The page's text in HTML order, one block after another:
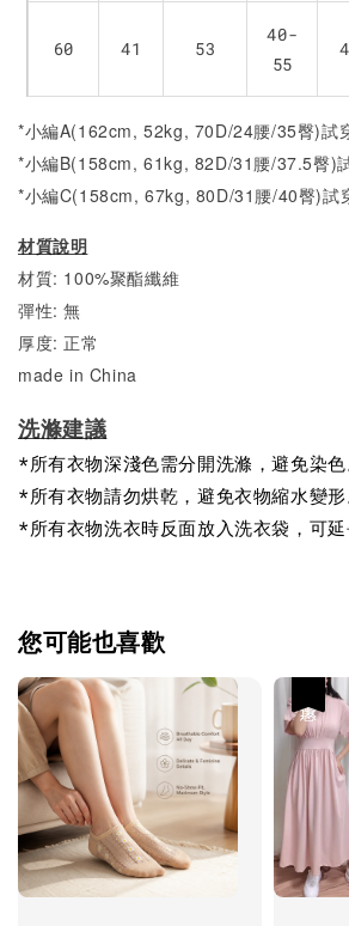
60 41 53
40-
55
*小編A(162cm, 52kg, 70D/24腰/35臀)試
*小編B(158cm, 61kg, 82D/31腰/37.5臀)
*小編C(158cm, 67kg, 80D/31腰/40臀)試
材質說明
材質: 100%聚酯纖維
彈性: 無
厚度: 正常
made in China
洗滌建議
*所有衣物深淺色需分開洗滌，避免染色
*所有衣物請勿烘乾，避免衣物縮水變形
*所有衣物洗衣時反面放入洗衣袋，可延
您可能也喜歡